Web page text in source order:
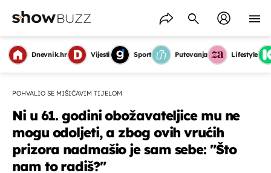
Dnevnik.hr Vijesti Sport Putovanja Lifestyle
POHVALIO SE MIŠIĆAVIM TIJELOM
Ni u 61. godini obožavateljice mu ne
mogu odoljeti, a zbog ovih vrućih
prizora nadmašio je sam sebe: "Što
nam to radiš?"